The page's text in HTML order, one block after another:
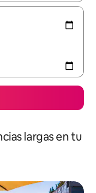
largas en tu